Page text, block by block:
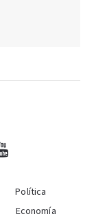
Política
Economía